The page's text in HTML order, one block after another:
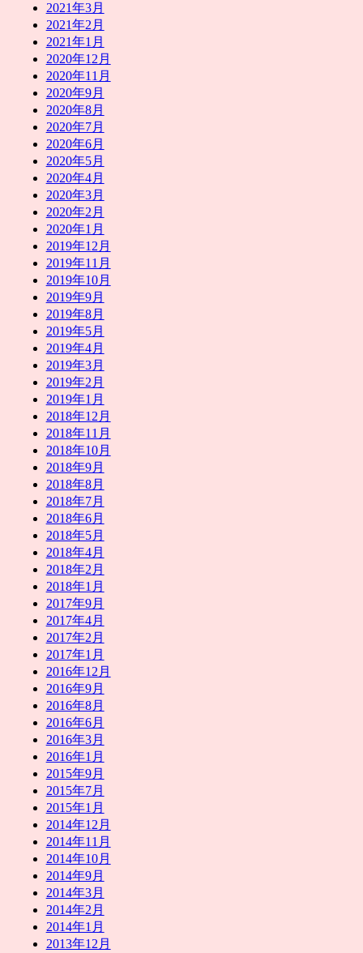
2021年3月
2021年2月
2021年1月
2020年12月
2020年11月
2020年9月
2020年8月
2020年7月
2020年6月
2020年5月
2020年4月
2020年3月
2020年2月
2020年1月
2019年12月
2019年11月
2019年10月
2019年9月
2019年8月
2019年5月
2019年4月
2019年3月
2019年2月
2019年1月
2018年12月
2018年11月
2018年10月
2018年9月
2018年8月
2018年7月
2018年6月
2018年5月
2018年4月
2018年2月
2018年1月
2017年9月
2017年4月
2017年2月
2017年1月
2016年12月
2016年9月
2016年8月
2016年6月
2016年3月
2016年1月
2015年9月
2015年7月
2015年1月
2014年12月
2014年11月
2014年10月
2014年9月
2014年3月
2014年2月
2014年1月
2013年12月